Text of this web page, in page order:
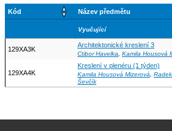
Kód Název předmětu
Vyučující
129XA3K
Architektonické kreslení 3
Ctibor Havelka, Kamila Housová
129XA4K
Kreslení v plenéru (1 týden)
Kamila Housová Mizerová,
Ševčík